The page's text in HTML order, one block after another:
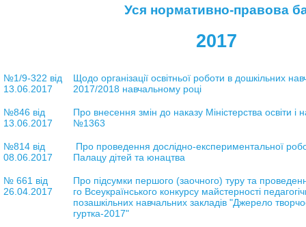
Уся нормативно-правова
2017
№1/9-322 від
13.06.2017
Щодо організації освітньої роботи в дошкільних
2017/2018 навчальному році
№846 від
13.06.2017
Про внесення змін до наказу Міністерства освіти і
№1363
№814 від
08.06.2017
Про проведення дослідно-експериментальної
Палацу дітей та юнацтва
№ 661 від
26.04.2017
Про підсумки першого (заочного) туру та
го Всеукраїнського конкурсу майстерності
позашкільних навчальних закладів "Джерело
гуртка-2017"